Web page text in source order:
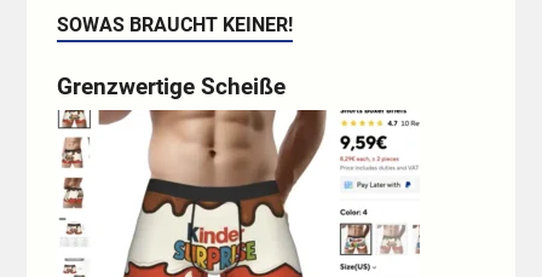
SOWAS BRAUCHT KEINER!
Grenzwertige Scheiße